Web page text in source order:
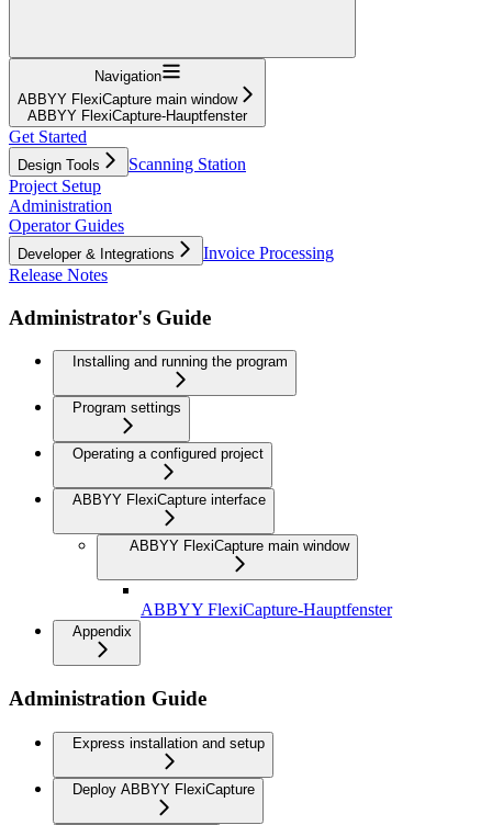
Navigation
ABBYY FlexiCapture main window
ABBYY FlexiCapture-Hauptfenster
Get Started
Design Tools
Scanning Station
Project Setup
Administration
Operator Guides
Developer & Integrations
Invoice Processing
Release Notes
Administrator's Guide
Installing and running the program
Program settings
Operating a configured project
ABBYY FlexiCapture interface
ABBYY FlexiCapture main window
ABBYY FlexiCapture-Hauptfenster
Appendix
Administration Guide
Express installation and setup
Deploy ABBYY FlexiCapture